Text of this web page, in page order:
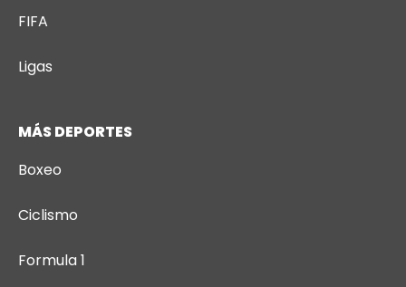
FIFA
Ligas
MÁS DEPORTES
Boxeo
Ciclismo
Formula 1